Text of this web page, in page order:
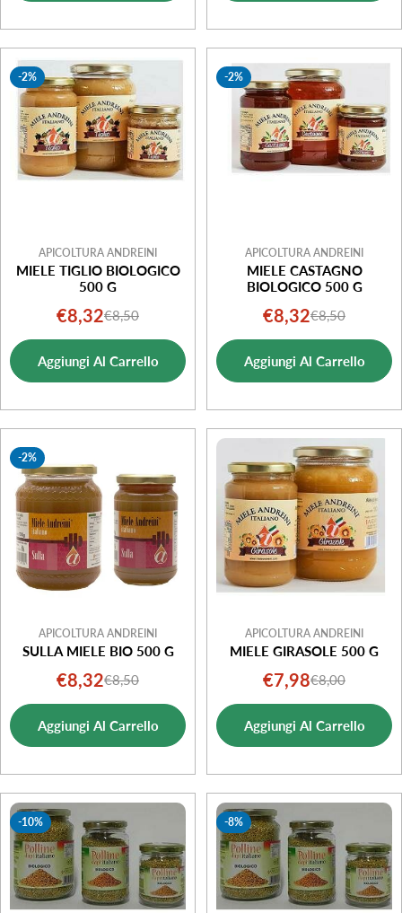
-2%
APICOLTURA ANDREINI
MIELE TIGLIO BIOLOGICO
500 G
Prezzo
di
vendita
€8,32Prezzo
normale
€8,50
Aggiungi Al Carrello
-2%
APICOLTURA ANDREINI
MIELE CASTAGNO
BIOLOGICO 500 G
Prezzo
di
vendita
€8,32Prezzo
normale
€8,50
Aggiungi Al Carrello
-2%
APICOLTURA ANDREINI
SULLA MIELE BIO 500 G
Prezzo
di
vendita
€8,32Prezzo
normale
€8,50
Aggiungi Al Carrello
APICOLTURA ANDREINI
MIELE GIRASOLE 500 G
Prezzo
di
vendita
€7,98Prezzo
normale
€8,00
Aggiungi Al Carrello
-10% -8%